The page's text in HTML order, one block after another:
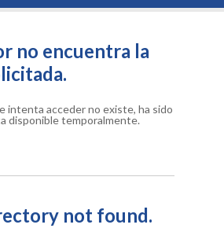
no encuentra la
intenta acceder no existe, ha sido
disponible temporalmente.
not found.